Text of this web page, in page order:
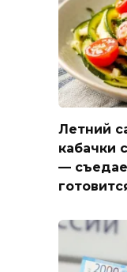
Летний
кабачки
—